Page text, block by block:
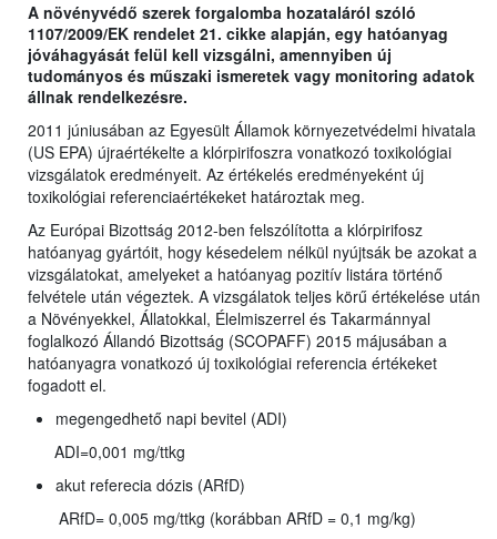
A növényvédő szerek forgalomba hozataláról szóló
1107/2009/EK rendelet 21. cikke alapján, egy hatóanyag
jóváhagyását felül kell vizsgálni, amennyiben új
tudományos és műszaki ismeretek vagy monitoring adatok
állnak rendelkezésre.
2011 júniusában az Egyesült Államok környezetvédelmi hivatala
(US EPA) újraértékelte a klórpirifoszra vonatkozó toxikológiai
vizsgálatok eredményeit. Az értékelés eredményeként új
toxikológiai referenciaértékeket határoztak meg.
Az Európai Bizottság 2012-ben felszólította a klórpirifosz
hatóanyag gyártóit, hogy késedelem nélkül nyújtsák be azokat a
vizsgálatokat, amelyeket a hatóanyag pozitív listára történő
felvétele után végeztek. A vizsgálatok teljes körű értékelése után
a Növényekkel, Állatokkal, Élelmiszerrel és Takarmánnyal
foglalkozó Állandó Bizottság (SCOPAFF) 2015 májusában a
hatóanyagra vonatkozó új toxikológiai referencia értékeket
fogadott el.
megengedhető napi bevitel (ADI)
ADI=0,001 mg/ttkg
akut referecia dózis (ARfD)
ARfD= 0,005 mg/ttkg (korábban ARfD = 0,1 mg/kg)